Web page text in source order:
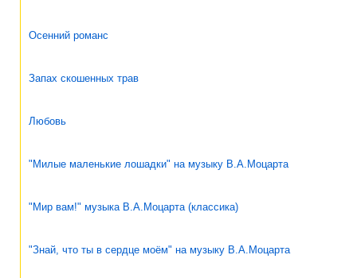
Осенний романс
Запах скошенных трав
Любовь
"Милые маленькие лошадки" на музыку В.А.Моцарта
"Мир вам!" музыка В.А.Моцарта (классика)
"Знай, что ты в сердце моём" на музыку В.А.Моцарта